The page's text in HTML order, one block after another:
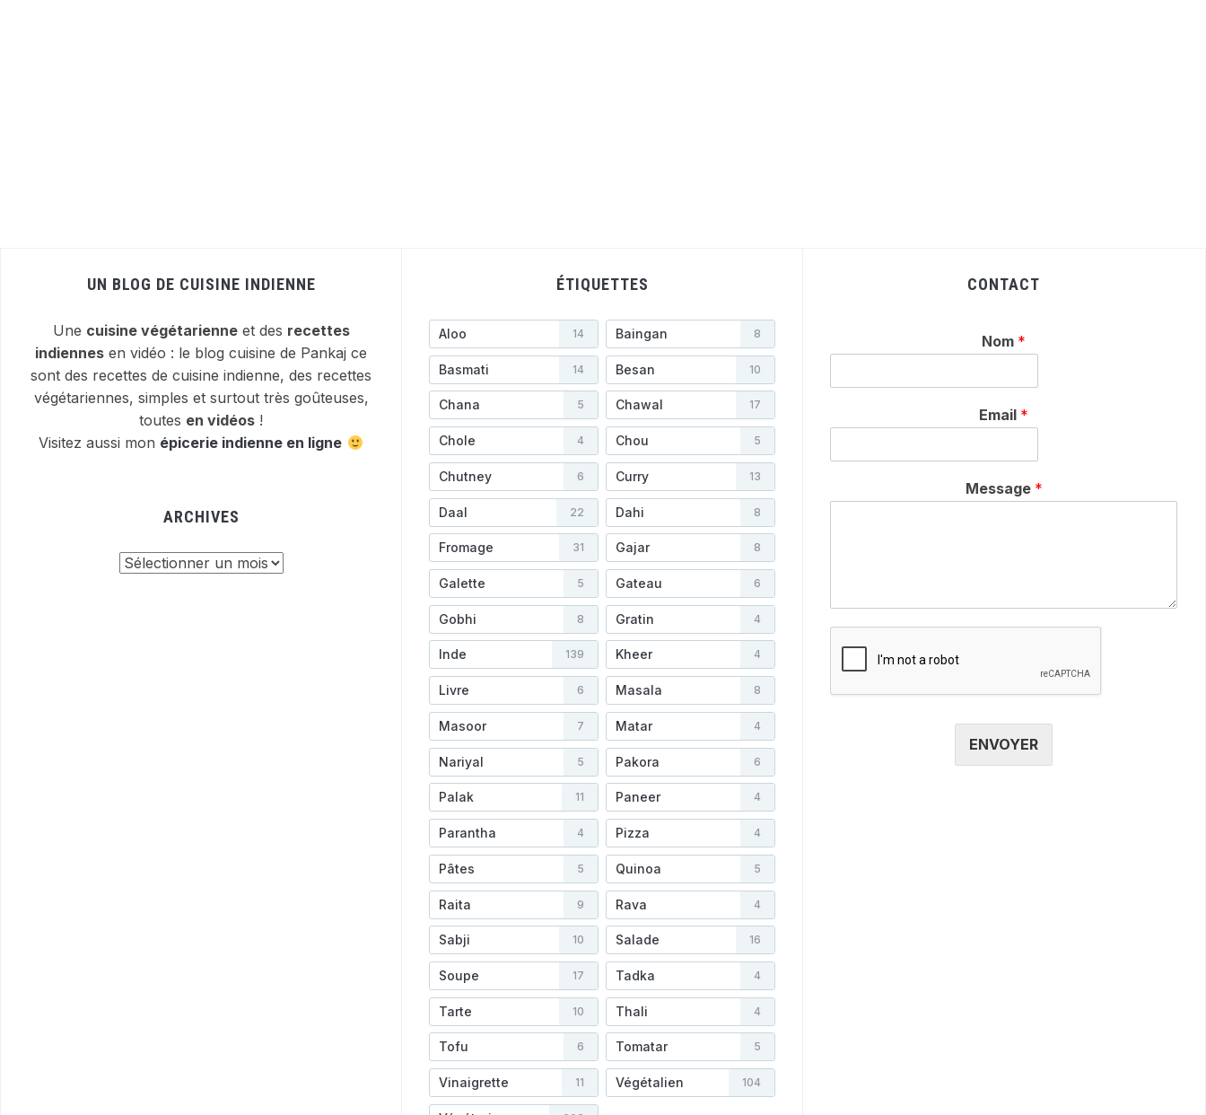
UN BLOG DE CUISINE INDIENNE
Une cuisine végétarienneet des recettes
indiennes en vidéo : le blog cuisine de Pankaj ce
sont des recettes de cuisine indienne, des recettes
végétariennes, simples et surtout très goûteuses,
toutes en vidéos !
Visitez aussi mon épicerie indienne en ligne
ARCHIVES
ÉTIQUETTES
Aloo 14 Baingan 8
Basmati 14 Besan 10
Chana 5 Chawal 17
Chole 4 Chou 5
Chutney 6 Curry 13
Daal 22 Dahi 8
Fromage 31 Gajar 8
Galette 5 Gateau 6
Gobhi 8 Gratin 4
Inde 139 Kheer 4
Livre 6 Masala 8
Masoor 7 Matar 4
Nariyal 5 Pakora 6
Palak 11 Paneer 4
Parantha 4 Pizza 4
Pâtes 5 Quinoa 5
Raita 9 Rava 4
Sabji 10 Salade 16
Soupe 17 Tadka 4
Tarte 10 Thali 4
Tofu 6 Tomatar 5
Vinaigrette 11 Végétalien 104
CONTACT
Nom *
Email *
Message *
ENVOYER